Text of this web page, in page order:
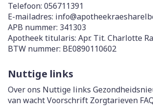
Telefoon: 056711391
E-mailadres: info@
APB nummer: 341303
Apotheek titularis: Apr. Tit. Charlotte
BTW nummer: BE0890110602
Nuttige links
Over ons Nuttige links
van wachtVoorschrift Zorgtarieven